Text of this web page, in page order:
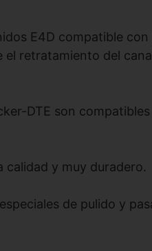
E4D compatible
retratamiento del
DTE son
calidad y muy duradero.
de pulido y